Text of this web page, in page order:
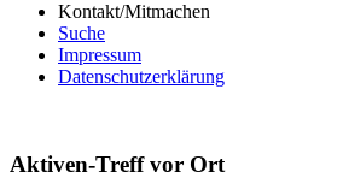
Kontakt/Mitmachen
Suche
Impressum
Datenschutzerklärung
Aktiven-Treff vor Ort